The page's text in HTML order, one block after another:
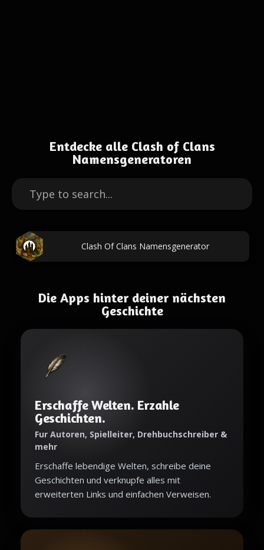
Entdecke alle Clash of Clans
Namensgeneratoren
Clash Of Clans Namensgenerator
Die Apps hinter deiner nächsten
Geschichte
Erschaffe Welten. Erzahle
Geschichten.
Fur Autoren, Spielleiter, Drehbuchschreiber &
mehr
Erschaffe lebendige Welten, schreibe deine
Geschichten und verknupfe alles mit
erweiterten Links und einfachen Verweisen.